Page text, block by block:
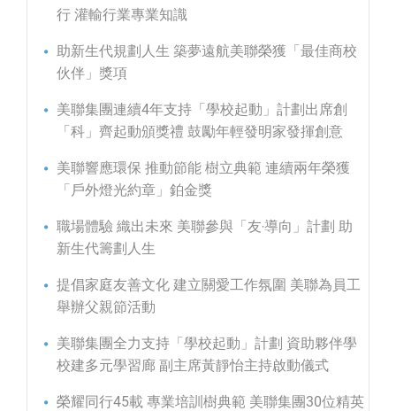
行 灌輸行業專業知識
助新生代規劃人生 築夢遠航美聯榮獲「最佳商校
伙伴」獎項
美聯集團連續4年支持「學校起動」計劃出席創
「科」齊起動頒獎禮 鼓勵年輕發明家發揮創意
美聯響應環保 推動節能 樹立典範 連續兩年榮獲
「戶外燈光約章」鉑金獎
職場體驗 織出未來 美聯參與「友‧導向」計劃 助
新生代籌劃人生
提倡家庭友善文化 建立關愛工作氛圍 美聯為員工
舉辦父親節活動
美聯集團全力支持「學校起動」計劃 資助夥伴學
校建多元學習廊 副主席黃靜怡主持啟動儀式
榮耀同行45載 專業培訓樹典範 美聯集團30位精英